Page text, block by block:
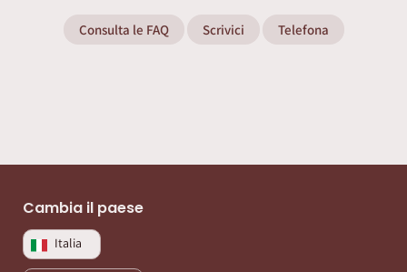
Consulta le FAQ Scrivici Telefona
Cambia il paese
Italia